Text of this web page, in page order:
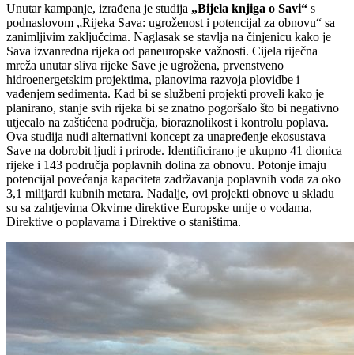
Unutar kampanje, izrađena je studija „Bijela knjiga o Savi“ s
podnaslovom „Rijeka Sava: ugroženost i potencijal za obnovu“ sa
zanimljivim zaključcima. Naglasak se stavlja na činjenicu kako je
Sava izvanredna rijeka od paneuropske važnosti. Cijela riječna
mreža unutar sliva rijeke Save je ugrožena, prvenstveno
hidroenergetskim projektima, planovima razvoja plovidbe i
vađenjem sedimenta. Kad bi se službeni projekti proveli kako je
planirano, stanje svih rijeka bi se znatno pogoršalo što bi negativno
utjecalo na zaštićena područja, bioraznolikost i kontrolu poplava.
Ova studija nudi alternativni koncept za unapređenje ekosustava
Save na dobrobit ljudi i prirode. Identificirano je ukupno 41 dionica
rijeke i 143 područja poplavnih dolina za obnovu. Potonje imaju
potencijal povećanja kapaciteta zadržavanja poplavnih voda za oko
3,1 milijardi kubnih metara. Nadalje, ovi projekti obnove u skladu
su sa zahtjevima Okvirne direktive Europske unije o vodama,
Direktive o poplavama i Direktive o staništima.